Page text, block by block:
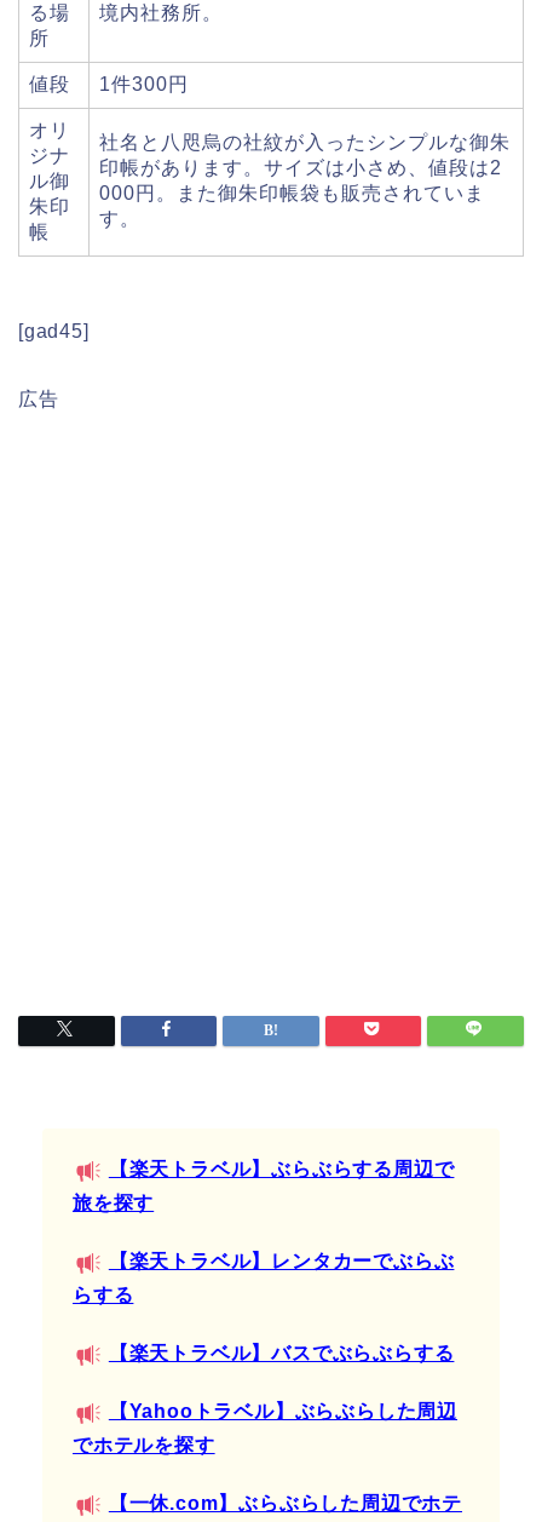
る場
所
境内社務所。
値段 1件300円
オリ
ジナ
ル御
朱印
帳
社名と八咫烏の社紋が入ったシンプルな御朱
印帳があります。サイズは小さめ、値段は2
000円。また御朱印帳袋も販売されていま
す。
[gad45]
広告
【楽天トラベル】ぶらぶらする周辺で
旅を探す
【楽天トラベル】レンタカーでぶらぶ
らする
【楽天トラベル】バスでぶらぶらする
【Yahooトラベル】ぶらぶらした周辺
でホテルを探す
【一休.com】ぶらぶらした周辺でホテ